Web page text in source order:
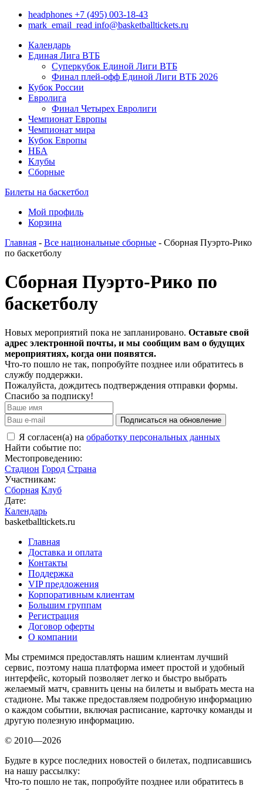
headphones +7 (495) 003-18-43
mark_email_read info@basketballtickets.ru
Календарь
Единая Лига ВТБ
Суперкубок Единой Лиги ВТБ
Финал плей-офф Единой Лиги ВТБ 2026
Кубок России
Евролига
Финал Четырех Евролиги
Чемпионат Европы
Чемпионат мира
Кубок Европы
НБА
Клубы
Сборные
Билеты на баскетбол
Мой профиль
Корзина
Главная - Все национальные сборные - Сборная Пуэрто-Рико
по баскетболу
Сборная Пуэрто-Рико по
баскетболу
Новых мероприятий пока не запланировано. Оставьте свой
адрес электронной почты, и мы сообщим вам о будущих
мероприятиях, когда они появятся.
Что-то пошло не так, попробуйте позднее или обратитесь в
службу поддержки.
Пожалуйста, дождитесь подтверждения отправки формы.
Спасибо за подписку!
Подписаться на обновление
Я согласен(а) на обработку персональных данных
Найти событие по:
Местопроведению:
Стадион Город Страна
Участникам:
Сборная Клуб
Дате:
Календарь
basketballtickets.ru
Главная
Доставка и оплата
Контакты
Поддержка
VIP предложения
Корпоративным клиентам
Большим группам
Регистрация
Договор оферты
О компании
Мы стремимся предоставлять нашим клиентам лучший
сервис, поэтому наша платформа имеет простой и удобный
интерфейс, который позволяет легко и быстро выбрать
желаемый матч, сравнить цены на билеты и выбрать места на
стадионе. Мы также предоставляем подробную информацию
о каждом событии, включая расписание, карточку команды и
другую полезную информацию.
© 2010—2026
Будьте в курсе последних новостей о билетах, подписавшись
на нашу рассылку:
Что-то пошло не так, попробуйте позднее или обратитесь в